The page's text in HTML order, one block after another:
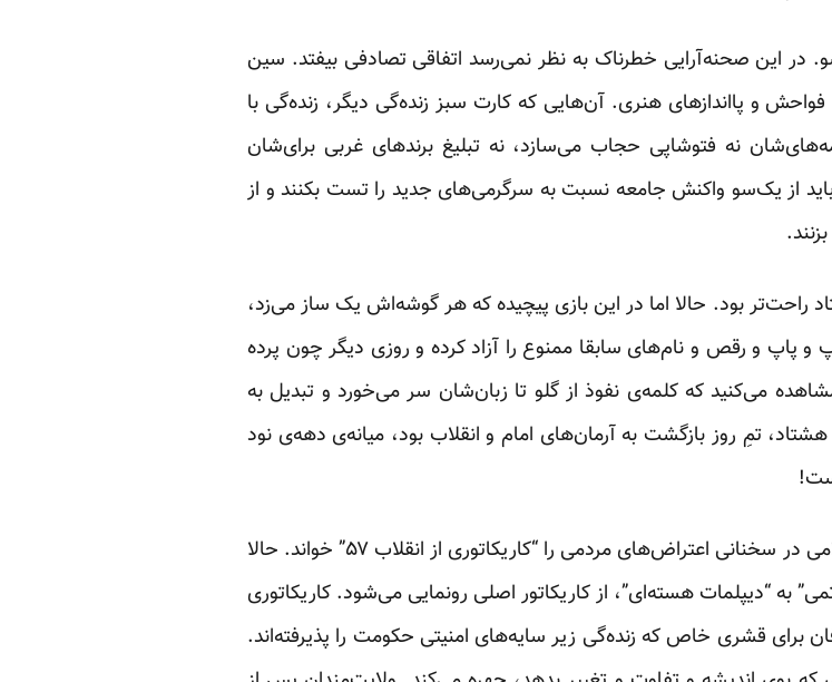
این صحنه‌آرایی خطرناک به نظر نمی‌رسد اتفاقی تصادفی بیفتد. سین
و پااندازهای هنری. آن‌هایی که کارت سبز زنده‌گی دیگر، زنده‌گی با
نه فتوشاپی حجاب می‌سازد، نه تبلیغ برندهای غربی برای‌شان
از یک‌سو واکنش جامعه نسبت به سرگرمی‌های جدید را تست بکنند و از
بود. حالا اما در این بازی پیچیده که هر گوشه‌اش یک ساز می‌زد،
پاپ و رقص و نام‌های سابقا ممنوع را آزاد کرده و روزی دیگر چون پرده
می‌کنید که کلمه‌ی نفوذ از گلو تا زبان‌شان سر می‌خورد و تبدیل به
تمِ روز بازگشت به آرمان‌های امام و انقلاب بود، میانه‌ی دهه‌ی نود
پس از به خیابان آمدن جنبش سبز، رهبر جمهوری‌اسلامی در سخنانی اعتراض‌های مردمی را “کاریکاتوری از انقلاب ۵۷” خواند. حالا
به “دیپلمات هسته‌ای”، از کاریکاتور اصلی رونمایی می‌شود. کاریکاتوری
برای قشری خاص که زنده‌گی زیر سایه‌های امنیتی حکومت را پذیرفته‌اند.